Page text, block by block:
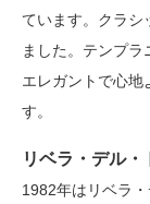
ています。クラシ
ました。テンプラ
エレガントで心地
す。
リベラ・デル・
1982年はリベラ